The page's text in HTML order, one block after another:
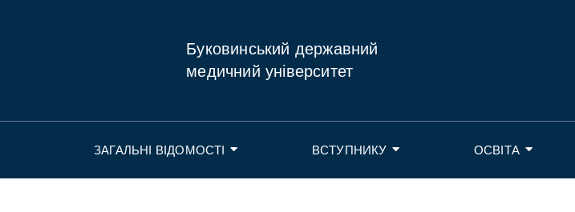
Буковинський державний
медичний університет
ЗАГАЛЬНІ ВІДОМОСТІ ВСТУПНИКУ ОСВІТА